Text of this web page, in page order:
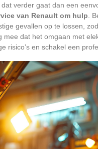
verder gaat dan een
van Renault om hulp .
gevallen op te lossen,
mee dat het omgaan met
risico’s en schakel een